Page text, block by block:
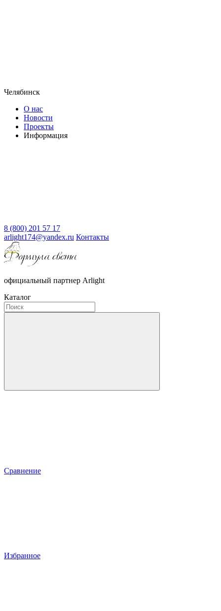
Челябинск
О нас
Новости
Проекты
Информация
8 (800) 201 57 17
arlight174@yandex.ru Контакты
официальный партнер Arlight
Каталог
Сравнение
Избранное